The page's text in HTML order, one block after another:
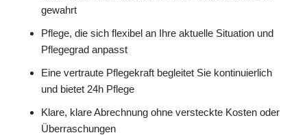
gewahrt
Pflege, die sich flexibel an Ihre aktuelle Situation und
Pflegegrad anpasst
Eine vertraute Pflegekraft begleitet Sie kontinuierlich
und bietet 24h Pflege
Klare, klare Abrechnung ohne versteckte Kosten oder
Überraschungen